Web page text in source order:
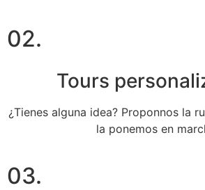
02.
Tours
¿Tienes alguna idea? Proponnos la
la ponemos en
03.